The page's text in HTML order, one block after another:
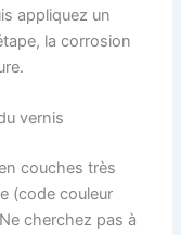
appliquez un
la corrosion
vernis
couches très
(code couleur
cherchez pas à